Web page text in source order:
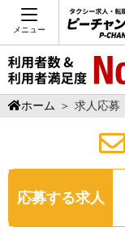
メニュー
ホーム ＞ 求人応募
応募する求人